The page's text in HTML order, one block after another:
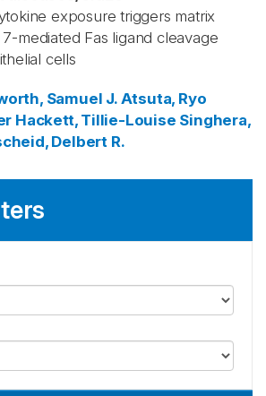
exposure triggers matrix
mediated Fas ligand cleavage
cells
Samuel J. Atsuta, Ryo
Hackett, Tillie-Louise Singhera,
Delbert R.